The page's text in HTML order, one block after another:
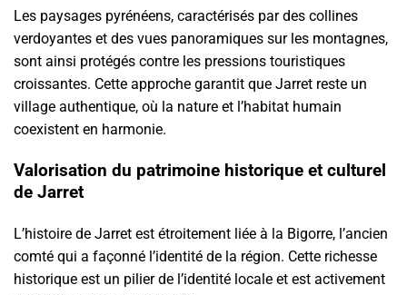
Les paysages pyrénéens, caractérisés par des collines
verdoyantes et des vues panoramiques sur les montagnes,
sont ainsi protégés contre les pressions touristiques
croissantes. Cette approche garantit que Jarret reste un
village authentique, où la nature et l’habitat humain
coexistent en harmonie.
Valorisation du patrimoine historique et culturel
de Jarret
L’histoire de Jarret est étroitement liée à la Bigorre, l’ancien
comté qui a façonné l’identité de la région. Cette richesse
historique est un pilier de l’identité locale et est activement